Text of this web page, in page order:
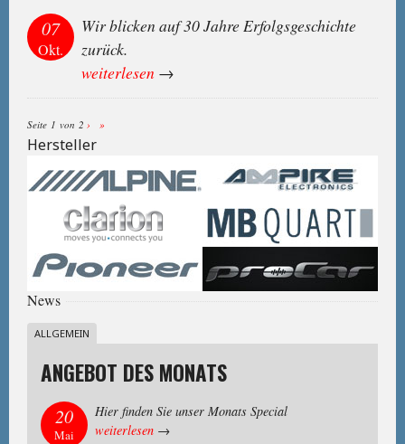
07
Okt.
Wir blicken auf 30 Jahre Erfolgsgeschichte
zurück.
weiterlesen →
Seite 1 von 2 › »
Hersteller
News
ALLGEMEIN
ANGEBOT DES MONATS
20
Mai
Hier finden Sie unser Monats Special
weiterlesen →